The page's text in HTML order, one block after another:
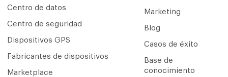
Centro de datos
Centro de seguridad
Dispositivos GPS
Fabricantes de dispositivos
Marketplace
Marketing
Blog
Casos de éxito
Base de
conocimiento